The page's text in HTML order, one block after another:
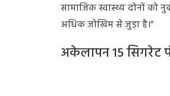
सामाजिक स्वास्थ्य दोनों को
अधिक जोखिम से जुड़ा है।”
अकेलापन 15 सिगरेट